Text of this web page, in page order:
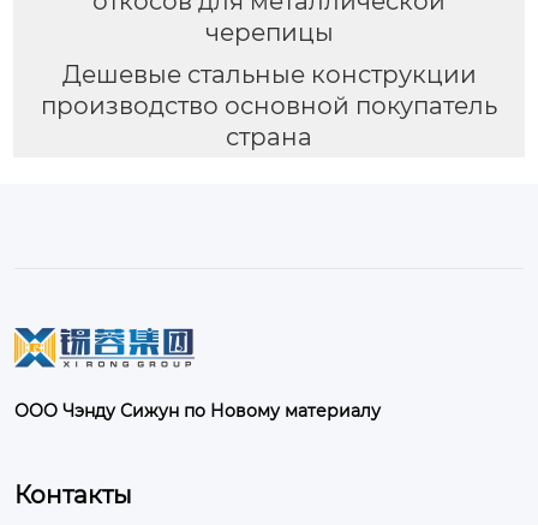
черепицы
Дешевые стальные конструкции
производство основной покупатель
страна
ООО Чэнду Сижун по Новому материалу
Контакты